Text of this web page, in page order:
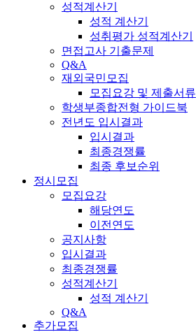
성적계산기
성적 계산기
성취평가 성적계산기
면접고사 기출문제
Q&A
재외국민모집
모집요강 및 제출서류
학생부종합전형 가이드북
전년도 입시결과
입시결과
최종경쟁률
최종 후보순위
정시모집
모집요강
해당연도
이전연도
공지사항
입시결과
최종경쟁률
성적계산기
성적 계산기
Q&A
추가모집